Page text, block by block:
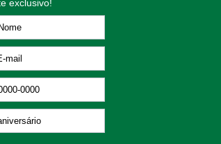
ambiente mantendo seu local fresco no
protegidos dos possíveis danos causados
que facilitam a sua instalação.
ou seja, na função delicada da sua
o lado do tecido em contato com o